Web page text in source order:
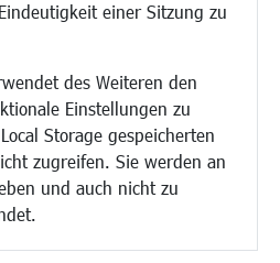
einer Sitzung zu
des Weiteren den
Einstellungen zu
Storage gespeicherten
zugreifen. Sie werden an
und auch nicht zu